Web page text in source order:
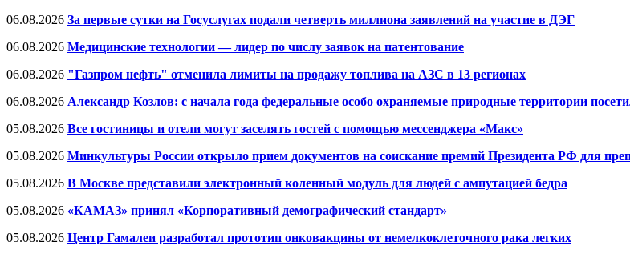
06.08.2026 За первые сутки на Госуслугах подали четверть миллиона заявлений на участие в ДЭГ
06.08.2026 Медицинские технологии — лидер по числу заявок на патентование
06.08.2026 "Газпром нефть" отменила лимиты на продажу топлива на АЗС в 13 регионах
06.08.2026 Александр Козлов: с начала года федеральные особо охраняемые природные территории
05.08.2026 Все гостиницы и отели могут заселять гостей с помощью мессенджера «Макс»
05.08.2026 Минкультуры России открыло прием документов на соискание премий Президента РФ для
05.08.2026 В Москве представили электронный коленный модуль для людей с ампутацией бедра
05.08.2026 «КАМАЗ» принял «Корпоративный демографический стандарт»
05.08.2026 Центр Гамалеи разработал прототип онковакцины от немелкоклеточного рака легких